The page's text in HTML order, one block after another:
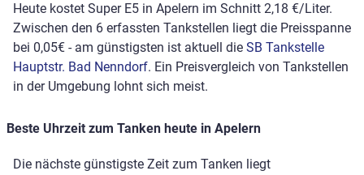
Heute kostet Super E5 in Apelern im Schnitt 2,18 €/Liter.
Zwischen den 6 erfassten Tankstellen liegt die Preisspanne
bei 0,05€ - am günstigsten ist aktuell die SB Tankstelle
Hauptstr. Bad Nenndorf. Ein Preisvergleich von Tankstellen
in der Umgebung lohnt sich meist.
Beste Uhrzeit zum Tanken heute in Apelern
Die nächste günstigste Zeit zum Tanken liegt